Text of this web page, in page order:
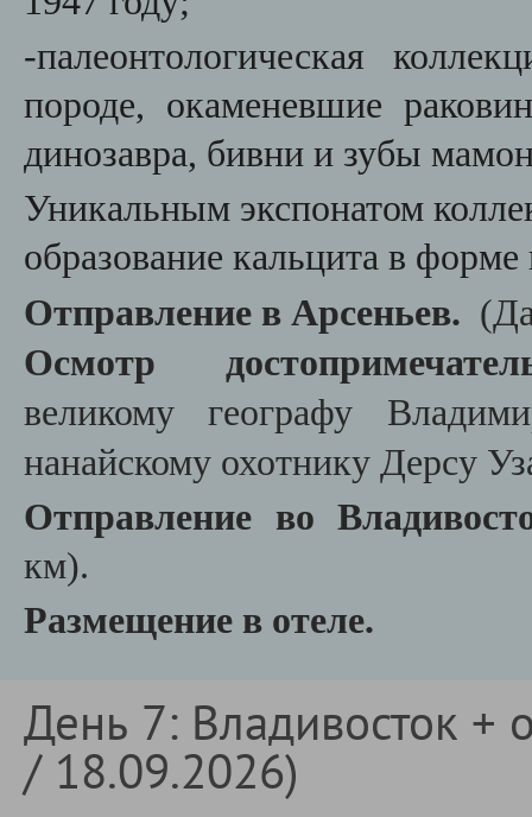
-палеонтологическая
породе, окаменевшие
динозавра, бивни и зубы
Уникальным экспонатом
образование кальцита в
Отправление в Арсеньев.
Осмотр
великому географу
нанайскому охотнику Дерсу
Отправление во
км).
Размещение в отеле.
День 7: Владивосток +
/ 18.09.2026)